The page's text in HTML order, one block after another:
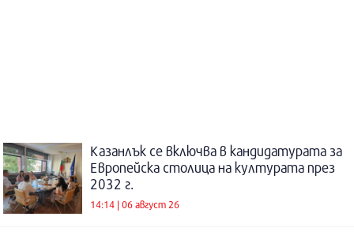
Казанлък се включва в кандидатурата за
Европейска столица на културата през
2032 г.
14:14 | 06 август 26